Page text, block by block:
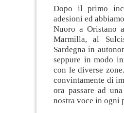
Dopo il primo
adesioni ed
Nuoro a Oristano
Marmilla, al
Sardegna in
seppure in modo
con le diverse
convintamente di
ora passare ad
nostra voce in ogni